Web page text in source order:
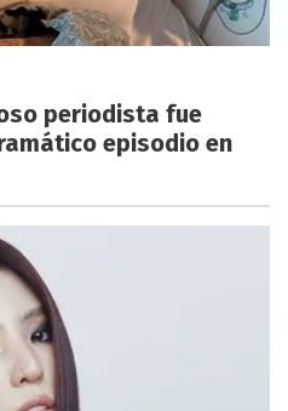
periodista fue
episodio en